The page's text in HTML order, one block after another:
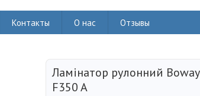
Контакты О нас Отзывы
Ламінатор рулонний Boway
F350 A